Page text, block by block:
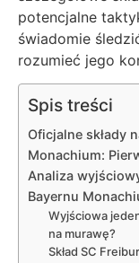
potencjalne
świadomie
rozumieć jego
Spis treści
Oficjalne składy
Monachium:
Analiza
Bayernu
Wyjściowa
na murawę?
Skład SC